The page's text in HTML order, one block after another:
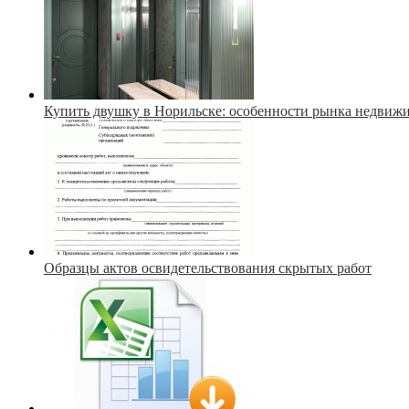
Купить двушку в Норильске: особенности рынка
Образцы актов освидетельствования скрытых работ